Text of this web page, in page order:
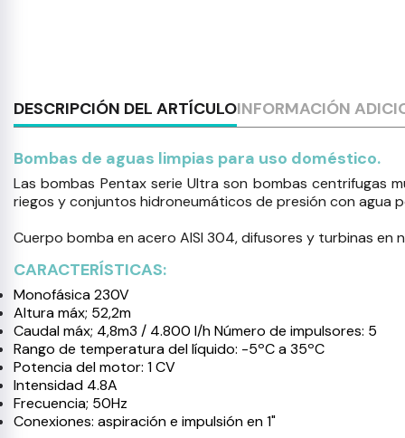
DESCRIPCIÓN DEL ARTÍCULOINFORMACIÓN
Bombas de aguas limpias para uso doméstico.
Las bombas Pentax serie Ultra son bombas centrifugas
riegos y conjuntos hidroneumáticos de presión con agua
Cuerpo bomba en acero AISI 304, difusores y turbinas en
CARACTERÍSTICAS:
Monofásica 230V
Altura máx; 52,2m
Caudal máx; 4,8m3 / 4.800 l/h Número de impulsores: 5
Rango de temperatura del líquido: -5ºC a 35ºC
Potencia del motor: 1 CV
Intensidad 4.8A
Frecuencia; 50Hz
Conexiones: aspiración e impulsión en 1"